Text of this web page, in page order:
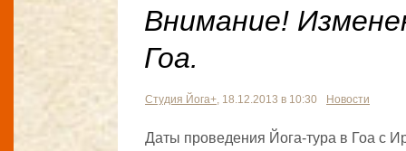
Внимание!
Гоа.
Студия Йога+ , 18.12.2013 в 10:30 Новости
Даты проведения Йога-тура в Гоа с